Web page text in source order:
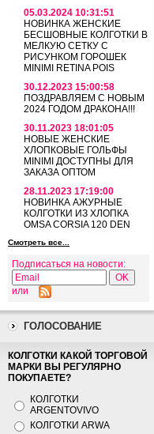
05.03.2024 10:31:51
НОВИНКА ЖЕНСКИЕ
БЕСШОВНЫЕ КОЛГОТКИ В
МЕЛКУЮ СЕТКУ С
РИСУНКОМ ГОРОШЕК
MINIMI RETINA POIS
30.12.2023 15:00:58
ПОЗДРАВЛЯЕМ С НОВЫМ
2024 ГОДОМ ДРАКОНА!!!
30.11.2023 18:01:05
НОВЫЕ ЖЕНСКИЕ
ХЛОПКОВЫЕ ГОЛЬФЫ
MINIMI ДОСТУПНЫ ДЛЯ
ЗАКАЗА ОПТОМ
28.11.2023 17:19:00
НОВИНКА АЖУРНЫЕ
КОЛГОТКИ ИЗ ХЛОПКА
OMSA CORSIA 120 DEN
Смотреть все...
Подписаться на новости:
или
ГОЛОСОВАНИЕ
КОЛГОТКИ КАКОЙ ТОРГОВОЙ
МАРКИ ВЫ РЕГУЛЯРНО
ПОКУПАЕТЕ?
КОЛГОТКИ
ARGENTOVIVO
КОЛГОТКИ ARWA